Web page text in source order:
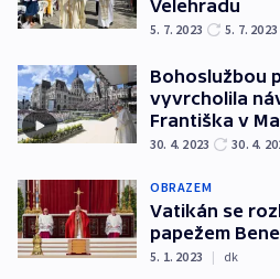
Velehradu
5. 7. 2023 5. 7. 2023
Bohoslužbou
vyvrcholila
Františka v
30. 4. 2023 30. 4.
OBRAZEM
Vatikán se
papežem
5. 1. 2023 | dk